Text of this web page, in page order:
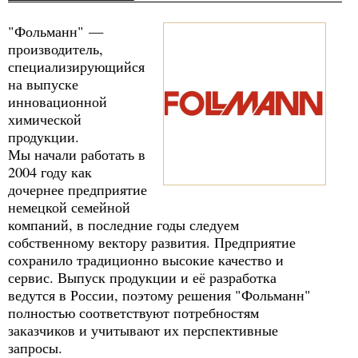
"Фольманн" —
производитель,
специализирующийся
на выпуске
инновационной
химической
продукции.
Мы начали работать в
2004 году как
дочернее предприятие
немецкой семейной
компаний, в последние годы следуем
собственному вектору развития. Предприятие
сохранило традиционно высокие качество и
сервис. Выпуск продукции и её разработка
ведутся в России, поэтому решения "Фольманн"
полностью соответствуют потребностям
заказчиков и учитывают их перспективные
запросы.